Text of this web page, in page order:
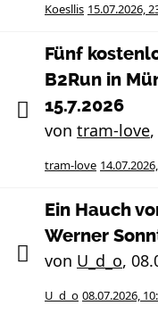
Koesllis 15.07.2026,
Fünf
B2Run in
15.7.2026
von tram-love,
tram-love
Ein Hauch
Werner
von U_d_o,
U_d_o 08.07.2026,